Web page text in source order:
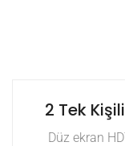
2 Tek
Düz ekran